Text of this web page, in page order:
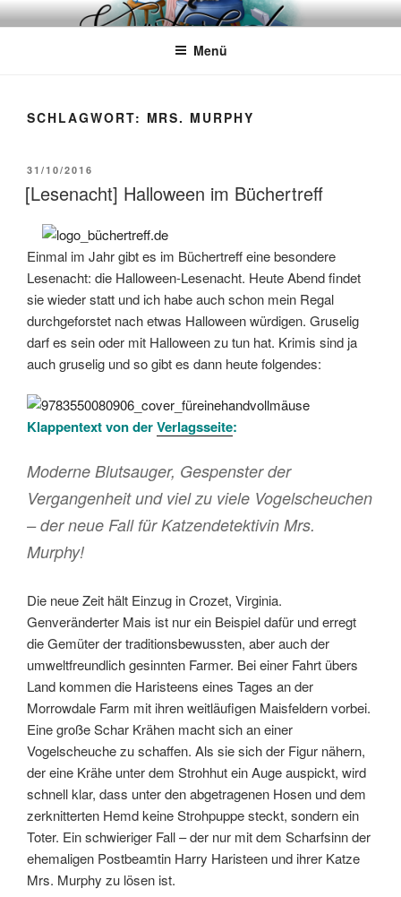
Zum
InhaltWÖRTERKATZE
Von Büchern erzählen
Menü
SCHLAGWORT: MRS. MURPHY
VERÖFFENTLICHT
AM
31/10/2016
[Lesenacht] Halloween im Büchertreff
Einmal im Jahr gibt es im Büchertreff eine besondere
Lesenacht: die Halloween-Lesenacht. Heute Abend findet
sie wieder statt und ich habe auch schon mein Regal
durchgeforstet nach etwas Halloween würdigen. Gruselig
darf es sein oder mit Halloween zu tun hat. Krimis sind ja
auch gruselig und so gibt es dann heute folgendes:
Klappentext von derVerlagsseite:
Moderne Blutsauger, Gespenster der
Vergangenheit und viel zu viele Vogelscheuchen
– der neue Fall für Katzendetektivin Mrs.
Murphy!
Die neue Zeit hält Einzug in Crozet, Virginia.
Genveränderter Mais ist nur ein Beispiel dafür und erregt
die Gemüter der traditionsbewussten, aber auch der
umweltfreundlich gesinnten Farmer. Bei einer Fahrt übers
Land kommen die Haristeens eines Tages an der
Morrowdale Farm mit ihren weitläufigen Maisfeldern vorbei.
Eine große Schar Krähen macht sich an einer
Vogelscheuche zu schaffen. Als sie sich der Figur nähern,
der eine Krähe unter dem Strohhut ein Auge auspickt, wird
schnell klar, dass unter den abgetragenen Hosen und dem
zerknitterten Hemd keine Strohpuppe steckt, sondern ein
Toter. Ein schwieriger Fall – der nur mit dem Scharfsinn der
ehemaligen Postbeamtin Harry Haristeen und ihrer Katze
Mrs. Murphy zu lösen ist.